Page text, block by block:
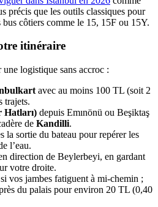
précis que les outils classiques pour
bus côtiers comme le 15, 15F ou 15Y.
itinéraire
logistique sans accroc :
avec au moins 100 TL (soit 2
trajets.
Hatları) depuis Emınönü ou Beşiktaş
de Kandilli.
la sortie du bateau pour repérer les
l’eau.
direction de Beylerbeyi, en gardant
votre droite.
si vos jambes fatiguent à mi-chemin ;
du palais pour environ 20 TL (0,40